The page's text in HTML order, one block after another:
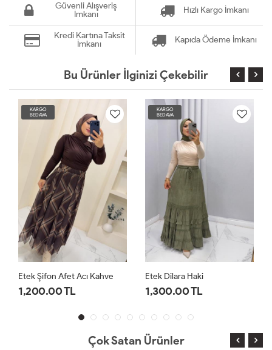
Güvenli Alışveriş
İmkanı
Hızlı Kargo İmkanı
Kredi Kartına Taksit
İmkanı
Kapıda Ödeme İmkanı
Bu Ürünler İlginizi Çekebilir
KARGO
BEDAVA
Etek Dilara Haki
1,300.00 TL
KARGO
BEDAVA
Etek Dilara Siyah
1,200.00 TL
Çok Satan Ürünler